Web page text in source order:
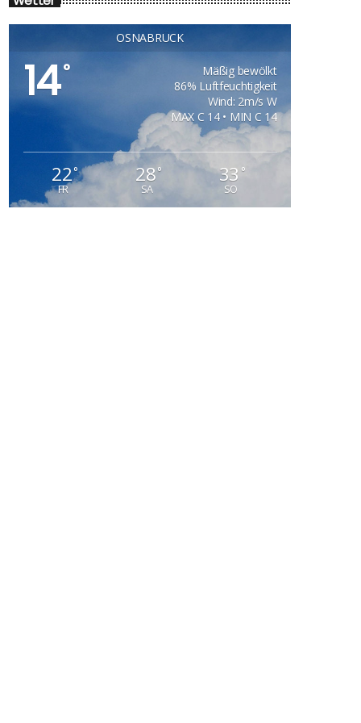
OSNABRÜCK
14°
Mäßig bewölkt
86% Luftfeuchtigkeit
Wind: 2m/s W
MAX C 14 • MIN C 14
22°
FR
28°
SA
33 °
SO